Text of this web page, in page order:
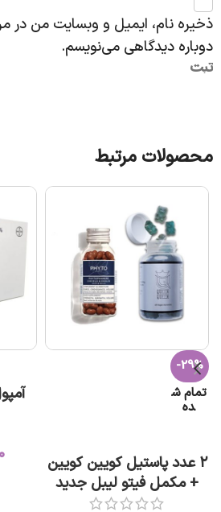
ذخیره نام، ایمیل و وبسایت من در
دوباره دیدگاهی می‌نویسم.
محصولات مرتبط
-29%
تمام ش
ده
۲ عدد پاستیل کویین کویین
+ مکمل فیتو لیبل جدید